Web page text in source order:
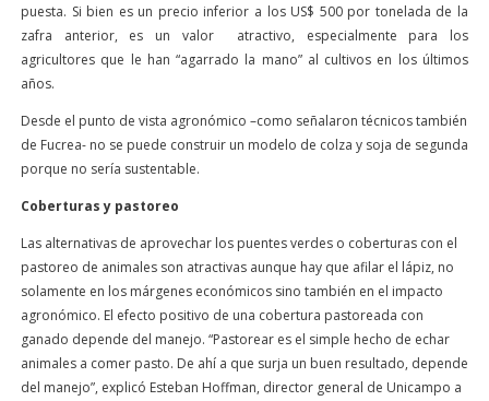
puesta. Si bien es un precio inferior a los US$ 500 por tonelada de la
zafra anterior, es un valor atractivo, especialmente para los
agricultores que le han “agarrado la mano” al cultivos en los últimos
años.
Desde el punto de vista agronómico –como señalaron técnicos también
de Fucrea- no se puede construir un modelo de colza y soja de segunda
porque no sería sustentable.
Coberturas y pastoreo
Las alternativas de aprovechar los puentes verdes o coberturas con el
pastoreo de animales son atractivas aunque hay que afilar el lápiz, no
solamente en los márgenes económicos sino también en el impacto
agronómico. El efecto positivo de una cobertura pastoreada con
ganado depende del manejo. “Pastorear es el simple hecho de echar
animales a comer pasto. De ahí a que surja un buen resultado, depende
del manejo”, explicó Esteban Hoffman, director general de Unicampo a